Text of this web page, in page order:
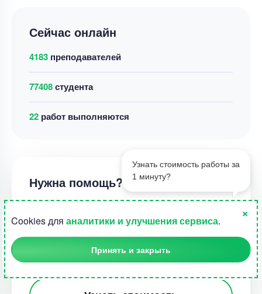
Сейчас онлайн
4183 преподавателей
77408студента
37 работ выполняются
Нужна помощь?
1
Узнать стоимость работы за
1 минуту?
Cookies для аналитики и улучшения сервиса.
×
Принять и закрыть